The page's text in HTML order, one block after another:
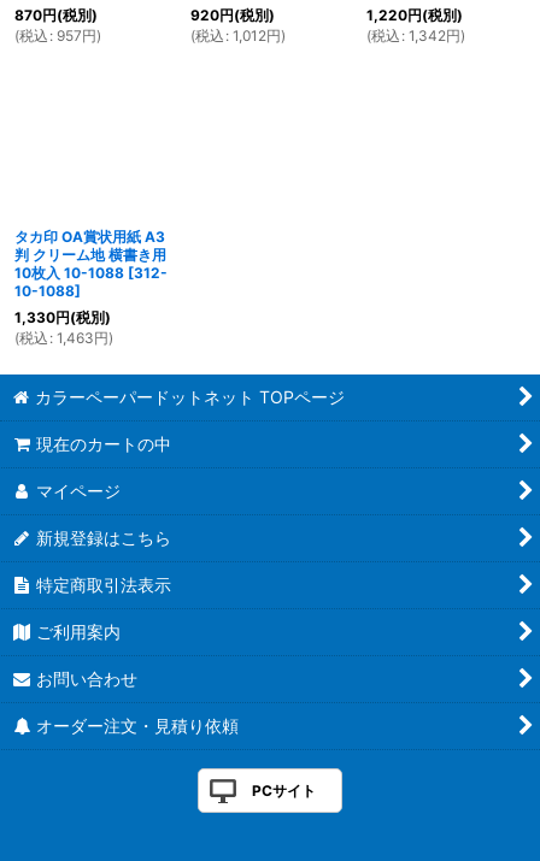
870円(税別)
(税込 : 957円)
920円(税別)
(税込 : 1,012円)
1,220円(税別)
(税込 : 1,342円)
タカ印 OA賞状用紙 A3
判 クリーム地 横書き用
10枚入 10-1088 [312-
10-1088]
1,330円(税別)
(税込 : 1,463円)
カラーペーパードットネット TOPページ
現在のカートの中
マイページ
新規登録はこちら
特定商取引法表示
ご利用案内
お問い合わせ
オーダー注文・見積り依頼
PCサイト